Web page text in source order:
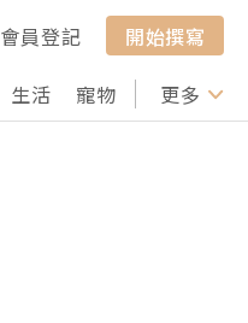
會員登記
開始撰寫
生活 寵物 行山 打卡
更多